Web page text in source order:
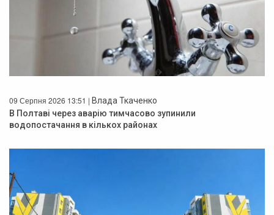
09 Серпня 2026 13:51 | Влада Ткаченко
В Полтаві через аварію тимчасово зупинили
водопостачання в кількох районах